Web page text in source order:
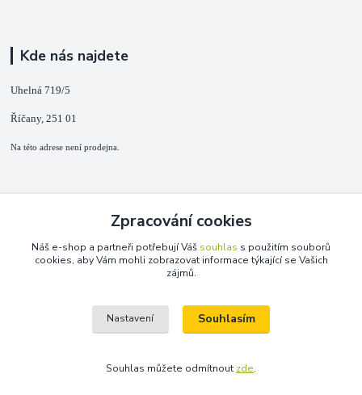
Kde nás najdete
Uhelná 719/5
Říčany, 251 01
Na této adrese není prodejna.
+420 725 889 873
(Po-Ne, 9-18 hod.)
Zpracování cookies
Náš e-shop a partneři potřebují Váš souhlas s použitím souborů
cookies, aby Vám mohli zobrazovat informace týkající se Vašich
zájmů.
Nastavení Souhlasím
Souhlas můžete odmítnout zde.